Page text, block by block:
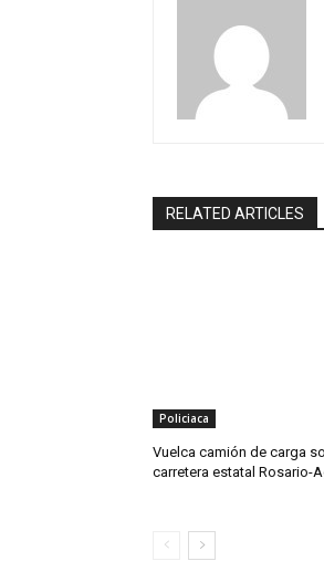
RELATED ARTICLES
Policiaca
Vuelca camión de carga
carretera estatal Rosario-